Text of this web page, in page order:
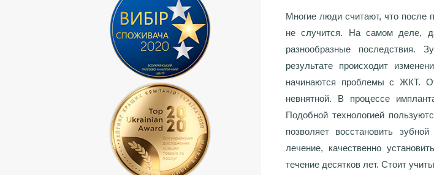
Многие люди считают, что после
не случится. На самом деле,
разнообразные последствия.
результате происходит
начинаются проблемы с ЖКТ.
невнятной. В процессе
Подобной технологией
позволяет восстановить
лечение, качественно
течение десятков лет. Стоит